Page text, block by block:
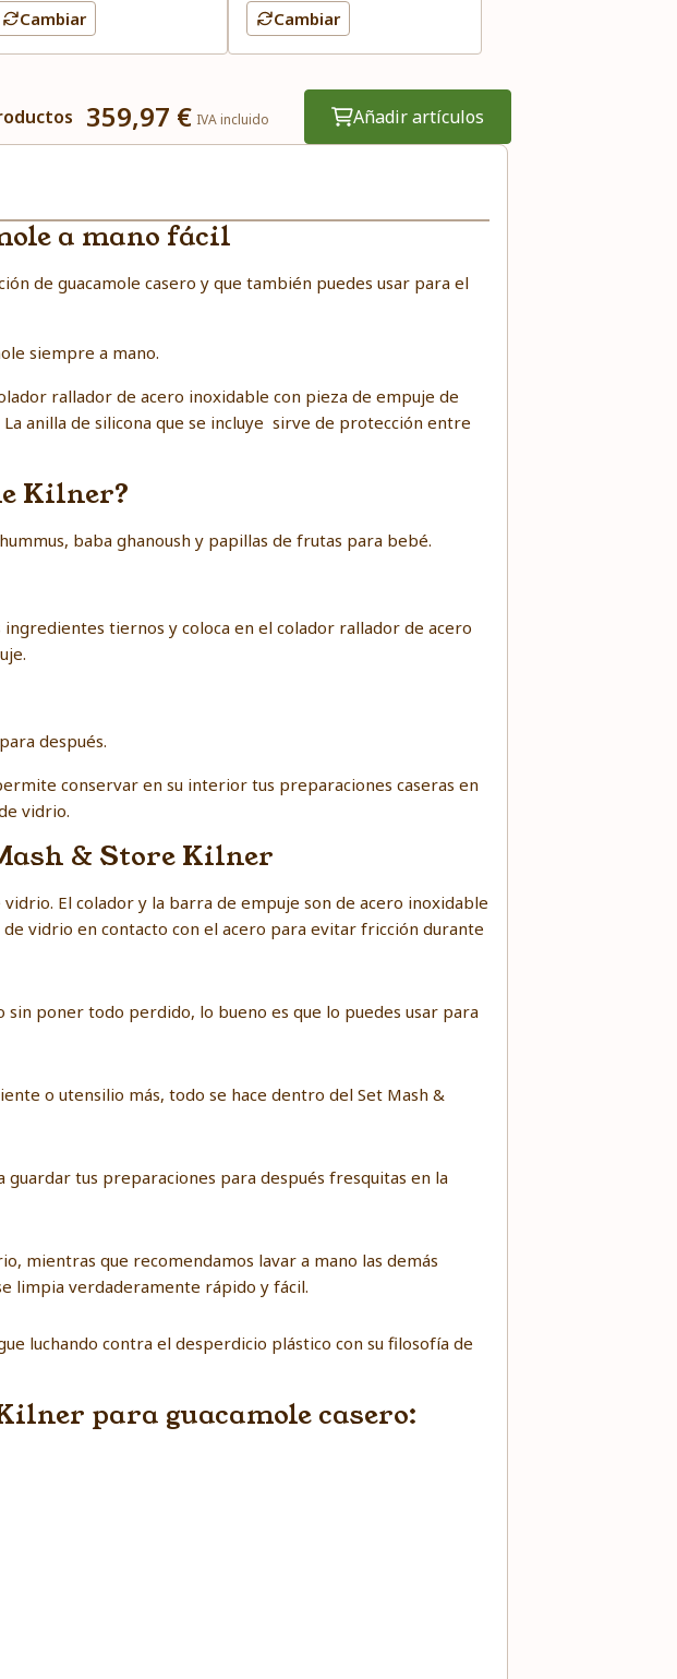
Cambiar Cambiar
359,97 € IVA incluido Añadir artículos
a mano fácil
de guacamole casero y que también puedes usar para el
siempre a mano.
rallador de acero inoxidable con pieza de empuje de
anilla de silicona que se incluye sirve de protección entre
Kilner?
baba ghanoush y papillas de frutas para bebé.
tiernos y coloca en el colador rallador de acero
después.
conservar en su interior tus preparaciones caseras en
vidrio.
& Store Kilner
El colador y la barra de empuje son de acero inoxidable
vidrio en contacto con el acero para evitar fricción durante
poner todo perdido, lo bueno es que lo puedes usar para
o utensilio más, todo se hace dentro del Set Mash &
guardar tus preparaciones para después fresquitas en la
mientras que recomendamos lavar a mano las demás
limpia verdaderamente rápido y fácil.
luchando contra el desperdicio plástico con su filosofía de
para guacamole casero: